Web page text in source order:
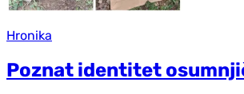
Hronika
Poznat identitet